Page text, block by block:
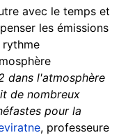
avec le temps et
les émissions
rythme
dans l'atmosphère
de nombreux
pour la
, professeure